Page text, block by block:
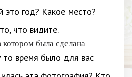
это год? Какое место?
что видите.
котором была сделана
время было для вас